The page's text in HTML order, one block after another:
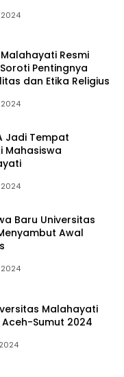
Resmi
Pentingnya
dan Etika Religius
Jadi Tempat
Mahasiswa
Baru Universitas
Awal
Malahayati
Aceh-Sumut 2024